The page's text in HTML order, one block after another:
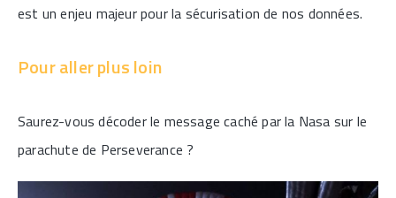
est un enjeu majeur pour la sécurisation de nos données.
Pour aller plus loin
Saurez-vous décoder le message caché par la Nasa sur le
parachute de Perseverance ?